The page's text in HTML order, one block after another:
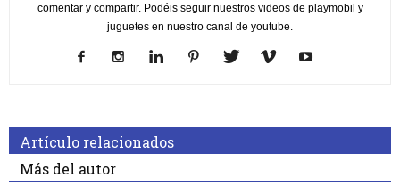
comentar y compartir. Podéis seguir nuestros videos de playmobil y
juguetes en nuestro canal de youtube.
Artículo relacionados
Más del autor